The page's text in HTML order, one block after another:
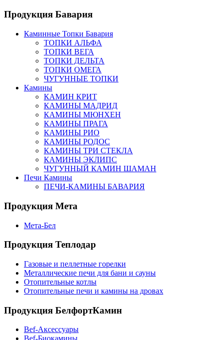
Продукция Бавария
Каминные Топки Бавария
ТОПКИ АЛЬФА
ТОПКИ ВЕГА
ТОПКИ ДЕЛЬТА
ТОПКИ ОМЕГА
ЧУГУННЫЕ ТОПКИ
Камины
КАМИН КРИТ
КАМИНЫ МАДРИД
КАМИНЫ МЮНХЕН
КАМИНЫ ПРАГА
КАМИНЫ РИО
КАМИНЫ РОДОС
КАМИНЫ ТРИ СТЕКЛА
КАМИНЫ ЭКЛИПС
ЧУГУННЫЙ КАМИН ШАМАН
Печи Камины
ПЕЧИ-КАМИНЫ БАВАРИЯ
Продукция Мета
Мета-Бел
Продукция Теплодар
Газовые и пеллетные горелки
Металлические печи для бани и сауны
Отопительные котлы
Отопительные печи и камины на дровах
Продукция БелфортКамин
Bef-Аксессуары